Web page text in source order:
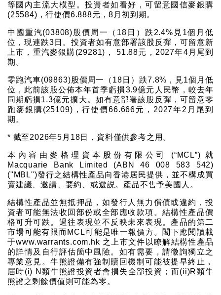
等國內主流大模型。投資者如看好，可留意國信麥銀購
(25584)，行使價6.888元，8月初到期。
中國重汽(03808)股價周一（18日）跌2.4%見1個月低
位，現連跌3日。投資者如有意部署該股反彈，可留意新
上市，重汽麥銀購(29281)， 51.88元，2027年4月尾到
期。
零跑汽車(09863)股價周一（18日）跌7.8%，見1個月低
位，此前該股公佈本年首季虧損3.9億元人民幣，較去年
同期虧損1.3億元擴大。如有意部署該股反彈，可留意零
跑麥銀購(25109)，行使價66.666元，2027年2月尾到
期。
* 截至2026年5月18日，資料僅供參考之用。
本內容由麥格理資本股份有限公司 (“MCL”) 就
Macquarie Bank Limited (ABN 46 008 583 542)
("MBL")發行之結構性產品向香港居民提供，並不構成買
賣建議、邀請、要約、或遊説。產品不售予美國人。
結構性產品並無抵押品，如發行人無力償債或違約，投
資者可能無法收回部份或全部應收款項。結構性產品價
格可升可跌。過往表現並不反映未來表現。產品的第二
市場可能有限而MCL可能是唯一報價方。閣下應閱讀載
于www.warrants.com.hk 之上市文件以瞭解結構性產品
的詳情及自行評估箇中風險。如有需要，請徵詢獨立之
專業意見。牛熊證備有強制贖回機制可能被提早終止，
届時(i) N類牛熊證投資者會損失全部投資；而(ii)R類牛
熊證之剩餘價值則可能為零。